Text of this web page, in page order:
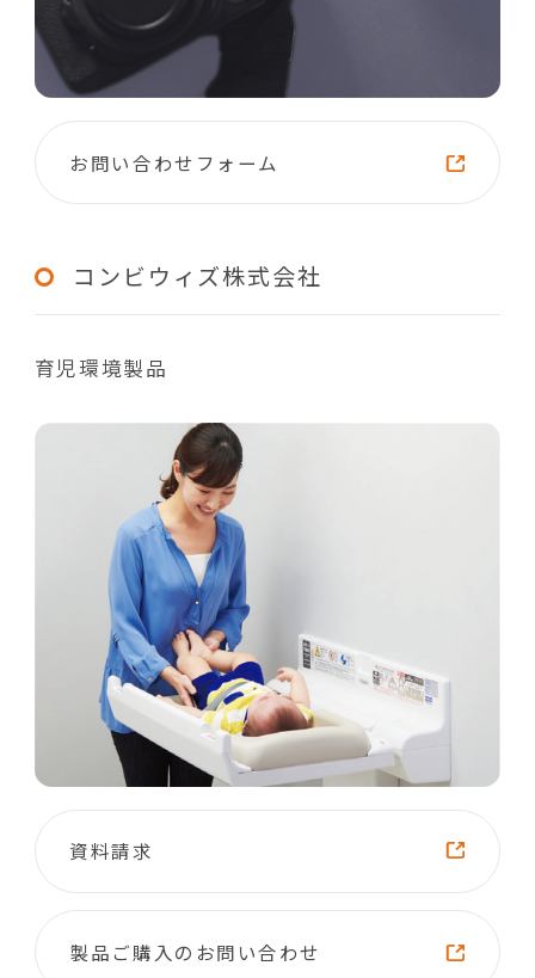
お問い合わせフォーム
コンビウィズ株式会社
育児環境製品
資料請求
製品ご購入のお問い合わせ